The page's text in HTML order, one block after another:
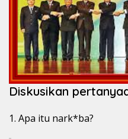
Diskusikan
1. Apa itu nark*ba?